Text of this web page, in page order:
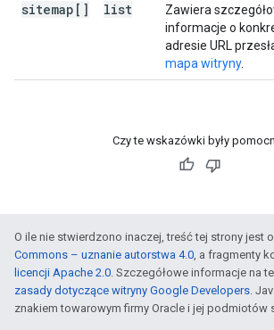
sitemap[] list
Zawiera
informacje o
adresie URL
mapa witryny.
Czy te wskazówki były
O ile nie stwierdzono inaczej, treść tej strony jest
Commons – uznanie autorstwa 4.0, a fragmenty
licencji Apache 2.0. Szczegółowe informacje na
zasady dotyczące witryny Google Developers.
znakiem towarowym firmy Oracle i jej podmiotów